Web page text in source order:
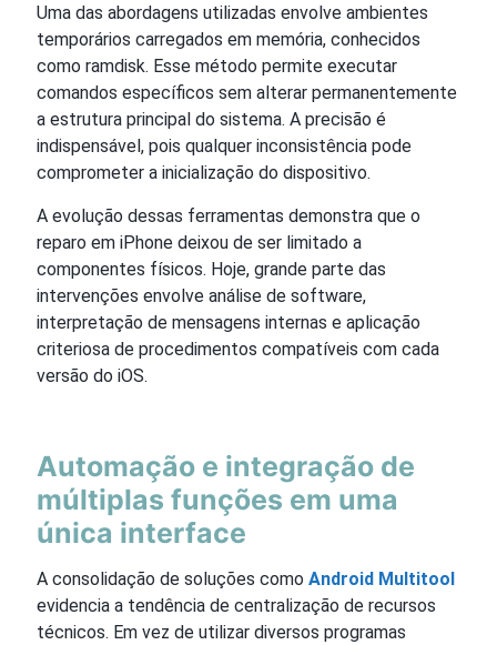
Uma das abordagens utilizadas envolve ambientes
temporários carregados em memória, conhecidos
como ramdisk. Esse método permite executar
comandos específicos sem alterar permanentemente
a estrutura principal do sistema. A precisão é
indispensável, pois qualquer inconsistência pode
comprometer a inicialização do dispositivo.
A evolução dessas ferramentas demonstra que o
reparo em iPhone deixou de ser limitado a
componentes físicos. Hoje, grande parte das
intervenções envolve análise de software,
interpretação de mensagens internas e aplicação
criteriosa de procedimentos compatíveis com cada
versão do iOS.
Automação e integração de
múltiplas funções em uma
única interface
A consolidação de soluções como Android Multitool
evidencia a tendência de centralização de recursos
técnicos. Em vez de utilizar diversos programas